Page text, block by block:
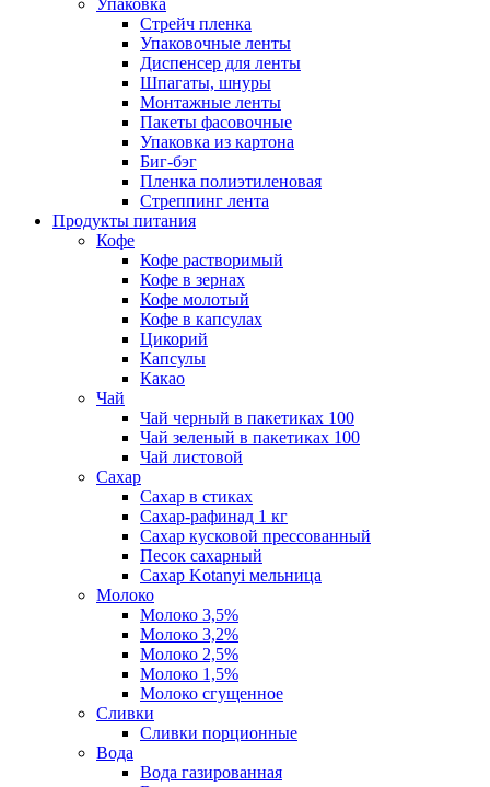
Упаковка
Стрейч пленка
Упаковочные ленты
Диспенсер для ленты
Шпагаты, шнуры
Монтажные ленты
Пакеты фасовочные
Упаковка из картона
Биг-бэг
Пленка полиэтиленовая
Стреппинг лента
Продукты питания
Кофе
Кофе растворимый
Кофе в зернах
Кофе молотый
Кофе в капсулах
Цикорий
Капсулы
Какао
Чай
Чай черный в пакетиках 100
Чай зеленый в пакетиках 100
Чай листовой
Сахар
Сахар в стиках
Сахар-рафинад 1 кг
Сахар кусковой прессованный
Песок сахарный
Сахар Kotanyi мельница
Молоко
Молоко 3,5%
Молоко 3,2%
Молоко 2,5%
Молоко 1,5%
Молоко сгущенное
Сливки
Сливки порционные
Вода
Вода газированная